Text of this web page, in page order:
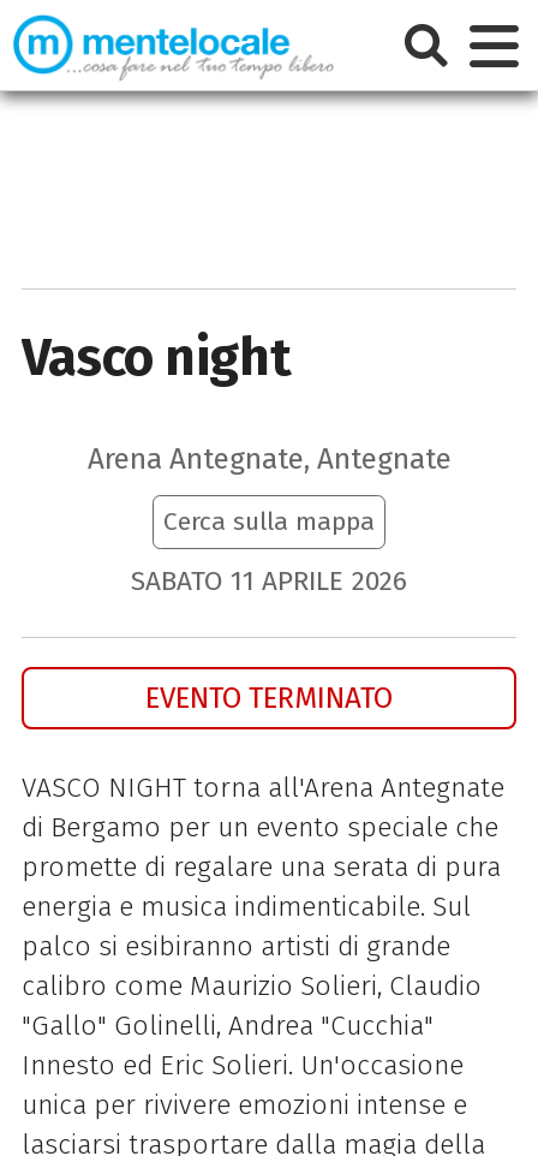
Vasco night
Arena Antegnate, Antegnate
Cerca sulla mappa
SABATO 11 APRILE 2026
EVENTO TERMINATO
VASCO NIGHT torna all'Arena Antegnate
di Bergamo per un evento speciale che
promette di regalare una serata di pura
energia e musica indimenticabile. Sul
palco si esibiranno artisti di grande
calibro come Maurizio Solieri, Claudio
"Gallo" Golinelli, Andrea "Cucchia"
Innesto ed Eric Solieri. Un'occasione
unica per rivivere emozioni intense e
lasciarsi trasportare dalla magia della